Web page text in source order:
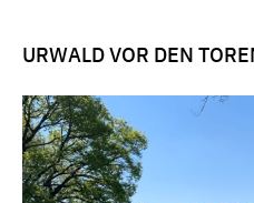
URWALD VOR DEN